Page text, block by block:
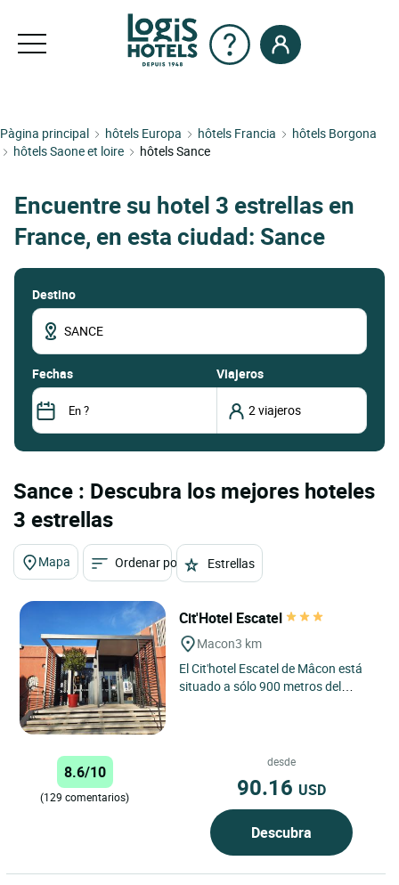
Pàgina principal hôtels Europa hôtels Francia
hôtels Borgona
hôtels Saone et loire
hôtels Sance
Encuentre su hotel 3 estrellas en
France, en esta ciudad: Sance
Destino
fechas Viajeros
Sance : Descubra los mejores hoteles
3 estrellas
Mapa Ordenar por Estrellas
Cit'Hotel Escatel
Macon3 km
El Cit'hotel Escatel de Mâcon está
situado a sólo 900 metros del
8.6/10
(129 comentarios)
desde
90.16 USD
Descubra